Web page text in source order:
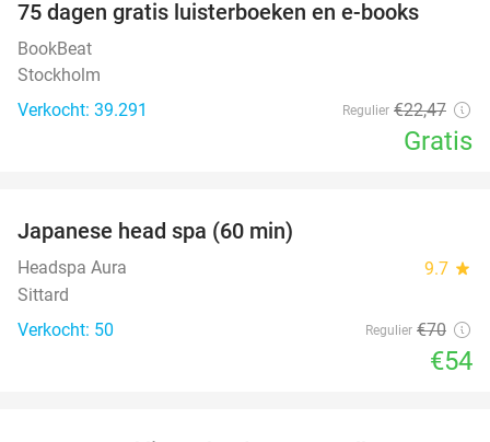
75 dagen gratis luisterboeken en e-books
BookBeat
Stockholm
Verkocht: 39.291
Regulier €22,47
Gratis
Japanese head spa (60 min)
Headspa Aura 9.7 star
Sittard
Verkocht: 50
Regulier €70
€54